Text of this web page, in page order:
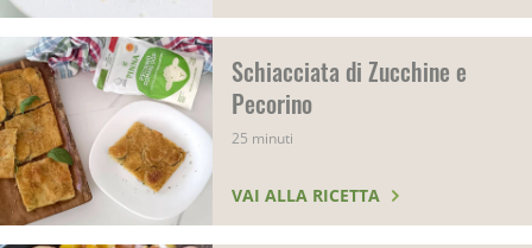
Schiacciata di Zucchine e
Pecorino
25 minuti
VAI ALLA RICETTA